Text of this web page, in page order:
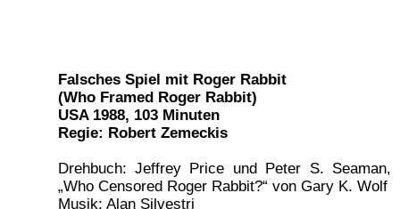
Falsches Spiel mit Roger Rabbit
(Who Framed Roger Rabbit)
USA 1988, 103 Minuten
Regie: Robert Zemeckis
Drehbuch: Jeffrey Price und Peter S. Seaman,
„Who Censored Roger Rabbit?“ von Gary K. Wolf
Musik: Alan Silvestri